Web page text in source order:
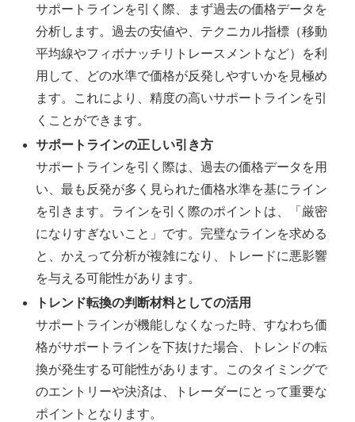
サポートラインを引く際、まず過去の価格データを
分析します。過去の安値や、テクニカル指標（移動
平均線やフィボナッチリトレースメントなど）を利
用して、どの水準で価格が反発しやすいかを見極め
ます。これにより、精度の高いサポートラインを引
くことができます。
サポートラインの正しい引き方
サポートラインを引く際は、過去の価格データを用
い、最も反発が多く見られた価格水準を基にライン
を引きます。ラインを引く際のポイントは、「厳密
になりすぎないこと」です。完璧なラインを求める
と、かえって分析が複雑になり、トレードに悪影響
を与える可能性があります。
トレンド転換の判断材料としての活用
サポートラインが機能しなくなった時、すなわち価
格がサポートラインを下抜けた場合、トレンドの転
換が発生する可能性があります。このタイミングで
のエントリーや決済は、トレーダーにとって重要な
ポイントとなります。